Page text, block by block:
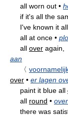
all worn out •
if it's all the
I've known it all
all at once •
all over again,
aan
〈
over • er lagen
paint it blue all
all round •
there was